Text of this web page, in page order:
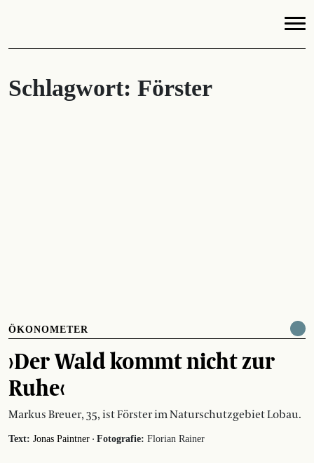
Schlagwort: Förster
ÖKONOMETER
›Der Wald kommt nicht zur
Ruhe‹
Markus Breuer, 35, ist Förster im Naturschutz­gebiet Lobau.
Text: Jonas Paintner · Fotografie: Florian Rainer